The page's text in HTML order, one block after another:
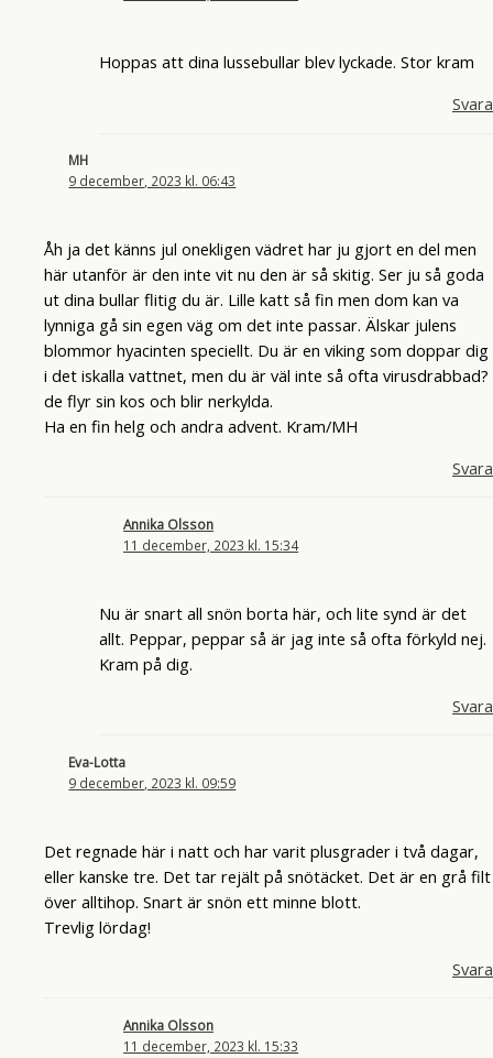
Hoppas att dina lussebullar blev lyckade. Stor kram
Svara
MH
9 december, 2023 kl. 06:43
Åh ja det känns jul onekligen vädret har ju gjort en del men
här utanför är den inte vit nu den är så skitig. Ser ju så goda
ut dina bullar flitig du är. Lille katt så fin men dom kan va
lynniga gå sin egen väg om det inte passar. Älskar julens
blommor hyacinten speciellt. Du är en viking som doppar dig
i det iskalla vattnet, men du är väl inte så ofta virusdrabbad?
de flyr sin kos och blir nerkylda.
Ha en fin helg och andra advent. Kram/MH
Svara
Annika Olsson
11 december, 2023 kl. 15:34
Nu är snart all snön borta här, och lite synd är det
allt. Peppar, peppar så är jag inte så ofta förkyld nej.
Kram på dig.
Svara
Eva-Lotta
9 december, 2023 kl. 09:59
Det regnade här i natt och har varit plusgrader i två dagar,
eller kanske tre. Det tar rejält på snötäcket. Det är en grå filt
över alltihop. Snart är snön ett minne blott.
Trevlig lördag!
Svara
Annika Olsson
11 december, 2023 kl. 15:33